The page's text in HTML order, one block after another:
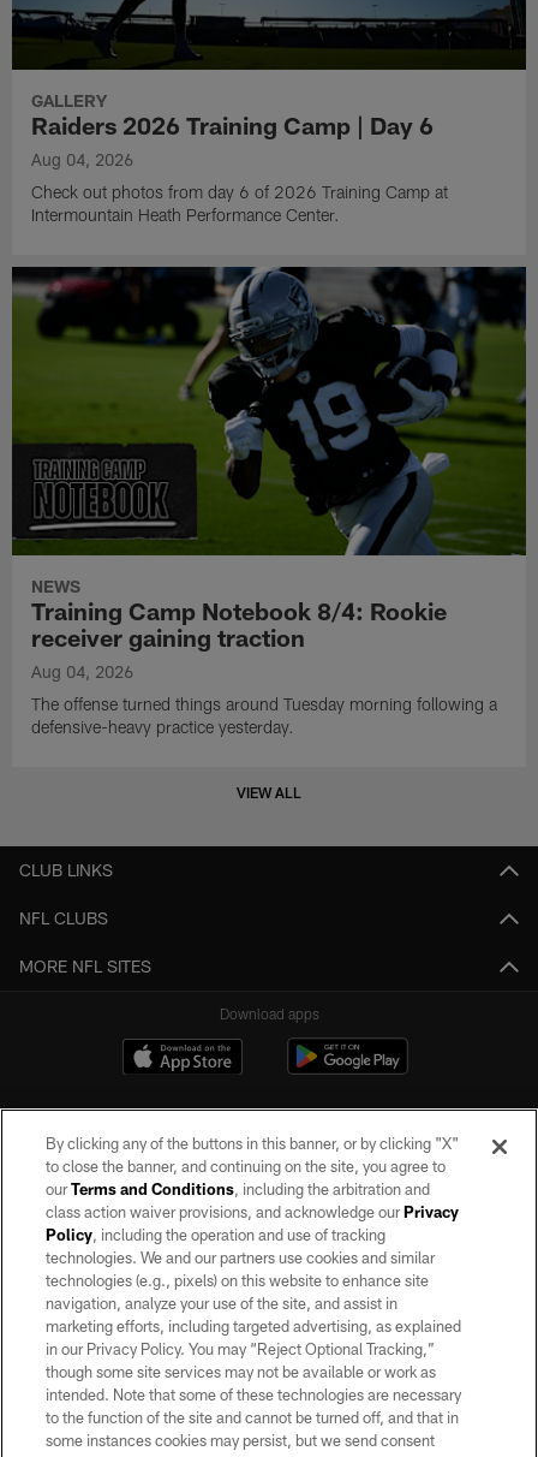
GALLERY
Raiders 2026 Training Camp | Day 6
Aug 04, 2026
Check out photos from day 6 of 2026 Training Camp at
Intermountain Heath Performance Center.
NEWS
Training Camp Notebook 8/4: Rookie
receiver gaining traction
Aug 04, 2026
The offense turned things around Tuesday morning following a
defensive-heavy practice yesterday.
VIEW ALL
CLUB LINKS
NFL CLUBS
MORE NFL SITES
Download apps
©2026 by the Las Vegas Raiders. All rights reserved. No portion of this site
may be reproduced without the express written permission of the Las Vegas
Raiders.
PRIVACY POLICY
TERMS OF SERVICE
ACCESSIBILITY
AD CHOICES
By clicking any of the buttons in this banner, or by clicking "X"
to close the banner, and continuing on the site, you agree to
ourTerms and Conditions, including the arbitration and
class action waiver provisions, and acknowledge ourPrivacy
Policy, including the operation and use of tracking
technologies. We and our partners use cookies and similar
technologies (e.g., pixels) on this website to enhance site
navigation, analyze your use of the site, and assist in
marketing efforts, including targeted advertising, as explained
in our Privacy Policy. You may “Reject Optional Tracking,”
though some site services may not be available or work as
intended. Note that some of these technologies are necessary
to the function of the site and cannot be turned off, and that in
some instances cookies may persist, but we send consent